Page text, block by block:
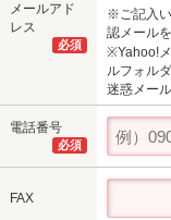
メールアド
レス
必須
※ご記入
認メール
※Yahoo!
ルフォル
迷惑メー
電話番号
必須
FAX